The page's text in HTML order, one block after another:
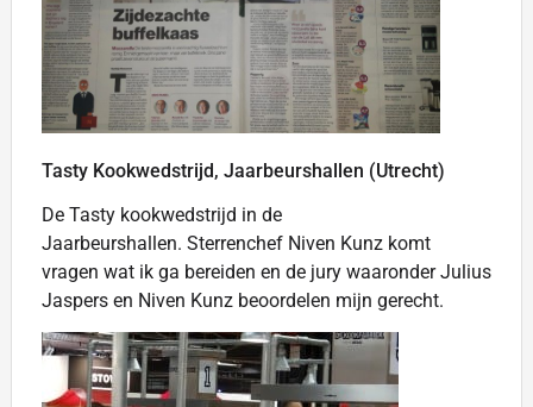
Tasty Kookwedstrijd, Jaarbeurshallen (Utrecht)
De Tasty kookwedstrijd in de
Jaarbeurshallen. Sterrenchef Niven Kunz komt
vragen wat ik ga bereiden en de jury waaronder Julius
Jaspers en Niven Kunz beoordelen mijn gerecht.